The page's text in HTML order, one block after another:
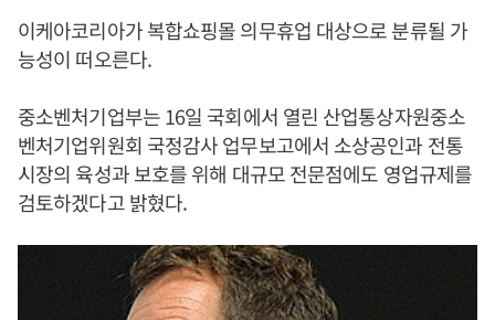
이케아코리아가 복합쇼핑몰 의무휴업 대상으로 분류될 가
능성이 떠오른다.
중소벤처기업부는 16일 국회에서 열린 산업통상자원중소
벤처기업위원회 국정감사 업무보고에서 소상공인과 전통
시장의 육성과 보호를 위해 대규모 전문점에도 영업규제를
검토하겠다고 밝혔다.